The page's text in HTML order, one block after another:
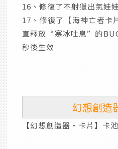
16、修復了不射獵出氣娃
17、修復了【海神亡者卡
直釋放“寒冰吐息”的
秒後生效
幻想創造
【幻想創造器·卡片】卡